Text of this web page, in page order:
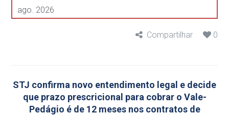
ago. 2026
Compartilhar 0
STJ confirma novo entendimento legal e decide
que prazo prescricional para cobrar o Vale-
Pedágio é de 12 meses nos contratos de